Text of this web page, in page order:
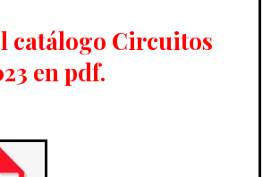
catálogo Circuitos
en pdf.